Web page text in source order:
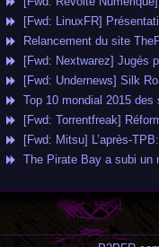
[Fwd: LinuxFR]
Relancement du site
[Fwd: Nextwarez] Jugés
[Fwd: Undernews] Silk
Top 10 mondial 2015
[Fwd: Torrentfreak]
[Fwd: Mitsu] L’après-
The Pirate Bay a subi un